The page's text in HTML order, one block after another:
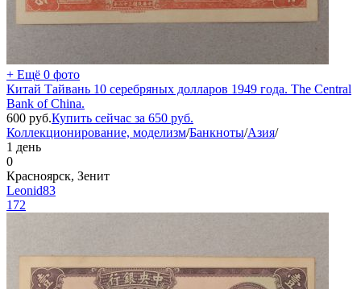
+ Ещё 0 фото
Китай Тайвань 10 серебряных долларов 1949 года. The Central
Bank of China.
600 руб.Купить сейчас за 650 руб.
Коллекционирование, моделизм/Банкноты/Азия/
1 день
0
Красноярск, Зенит
Leonid83
172